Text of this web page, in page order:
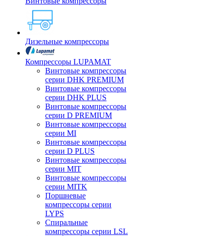
Дизельные компрессоры
Компрессоры LUPAMAT
Винтовые компрессоры
серии DHK PREMIUM
Винтовые компрессоры
серии DHK PLUS
Винтовые компрессоры
серии D PREMIUM
Винтовые компрессоры
серии MI
Винтовые компрессоры
серии D PLUS
Винтовые компрессоры
серии MIT
Винтовые компрессоры
серии MITK
Поршневые
компрессоры серии
LYPS
Спиральные
компрессоры серии LSL